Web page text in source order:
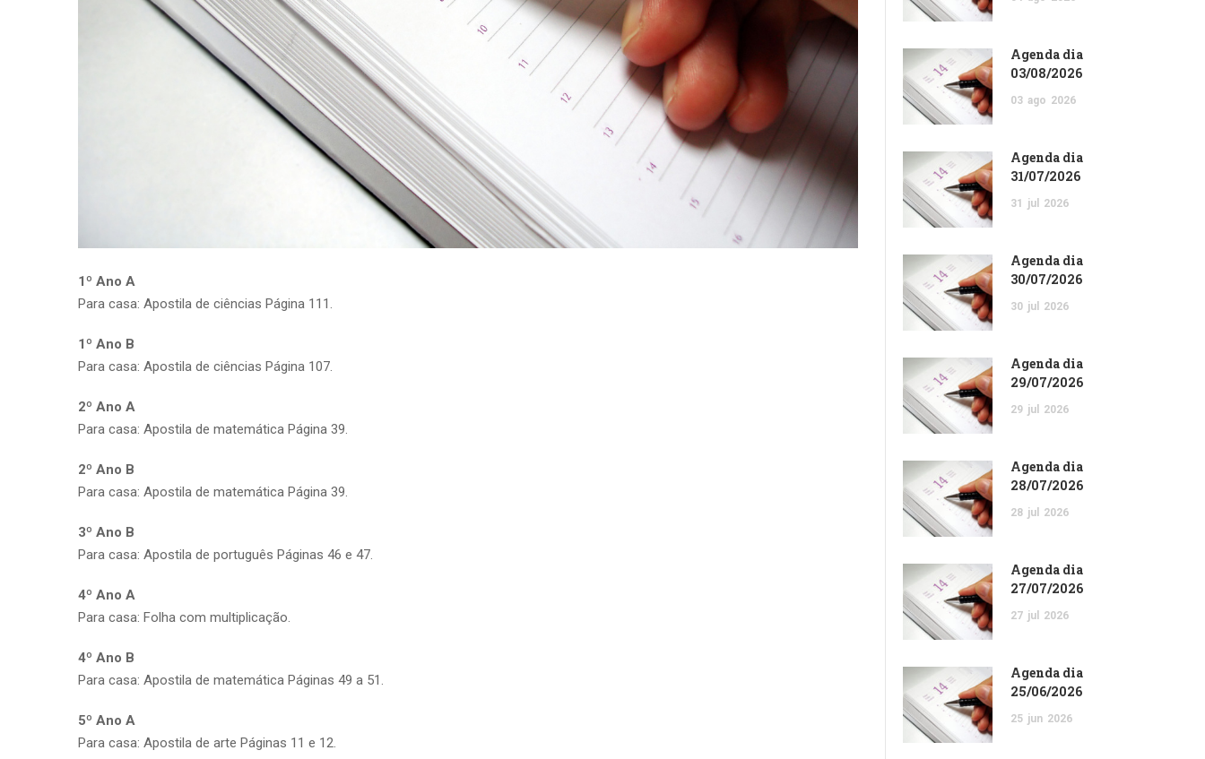
1º Ano A
Para casa: Apostila de ciências Página 111.
1º Ano B
Para casa: Apostila de ciências Página 107.
2º Ano A
Para casa: Apostila de matemática Página 39.
2º Ano B
Para casa: Apostila de matemática Página 39.
3º Ano B
Para casa: Apostila de português Páginas 46 e 47.
4º Ano A
Para casa: Folha com multiplicação.
4º Ano B
Para casa: Apostila de matemática Páginas 49 a 51.
5º Ano A
Para casa: Apostila de arte Páginas 11 e 12.
Agenda dia
03/08/2026
03 ago 2026
Agenda dia
31/07/2026
31 jul 2026
Agenda dia
30/07/2026
30 jul 2026
Agenda dia
29/07/2026
29 jul 2026
Agenda dia
28/07/2026
28 jul 2026
Agenda dia
27/07/2026
27 jul 2026
Agenda dia
25/06/2026
25 jun 2026